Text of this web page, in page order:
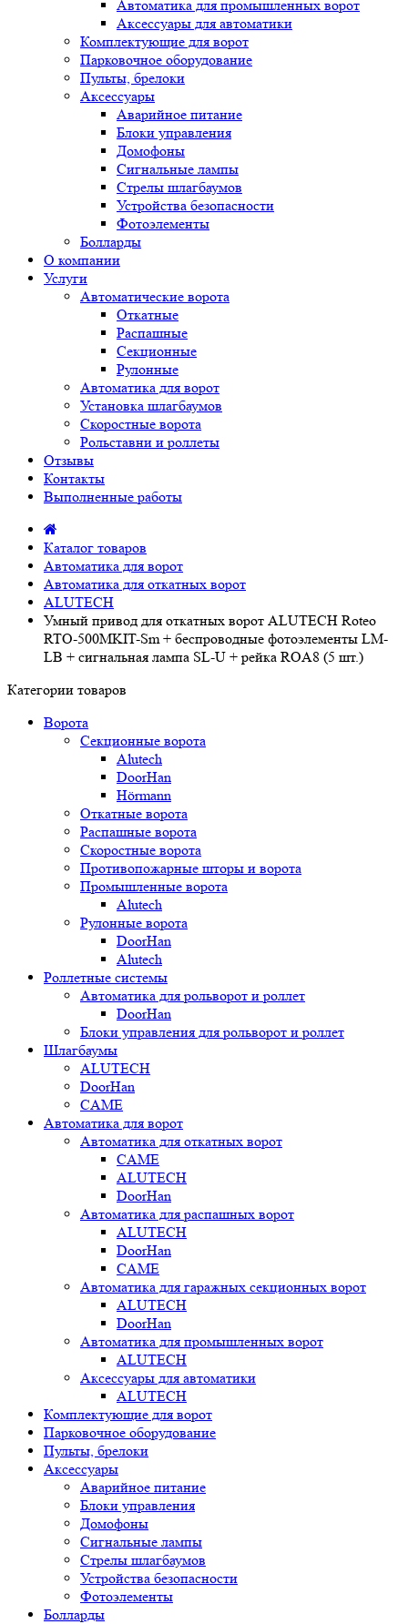
Автоматика для промышленных ворот
Аксессуары для автоматики
Комплектующие для ворот
Парковочное оборудование
Пульты, брелоки
Аксессуары
Аварийное питание
Блоки управления
Домофоны
Сигнальные лампы
Стрелы шлагбаумов
Устройства безопасности
Фотоэлементы
Болларды
О компании
Услуги
Автоматические ворота
Откатные
Распашные
Секционные
Рулонные
Автоматика для ворот
Установка шлагбаумов
Скоростные ворота
Рольставни и роллеты
Отзывы
Контакты
Выполненные работы
Каталог товаров
Автоматика для ворот
Автоматика для откатных ворот
ALUTECH
Умный привод для откатных ворот ALUTECH Roteo
RTO-500MKIT-Sm + беспроводные фотоэлементы LM-
LB + сигнальная лампа SL-U + рейка ROA8 (5 шт.)
Категории товаров
Ворота
Секционные ворота
Alutech
DoorHan
Hörmann
Откатные ворота
Распашные ворота
Скоростные ворота
Противопожарные шторы и ворота
Промышленные ворота
Alutech
Рулонные ворота
DoorHan
Alutech
Роллетные системы
Автоматика для рольворот и роллет
DoorHan
Блоки управления для рольворот и роллет
Шлагбаумы
ALUTECH
DoorHan
CAME
Автоматика для ворот
Автоматика для откатных ворот
CAME
ALUTECH
DoorHan
Автоматика для распашных ворот
ALUTECH
DoorHan
CAME
Автоматика для гаражных секционных ворот
ALUTECH
DoorHan
Автоматика для промышленных ворот
ALUTECH
Аксессуары для автоматики
ALUTECH
Комплектующие для ворот
Парковочное оборудование
Пульты, брелоки
Аксессуары
Аварийное питание
Блоки управления
Домофоны
Сигнальные лампы
Стрелы шлагбаумов
Устройства безопасности
Фотоэлементы
Болларды